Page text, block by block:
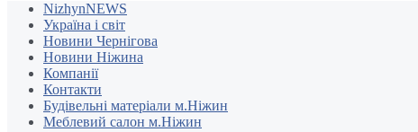
NizhynNEWS
Україна і світ
Новини Чернігова
Новини Ніжина
Компанії
Контакти
Будівельні матеріали м.Ніжин
Меблевий салон м.Ніжин